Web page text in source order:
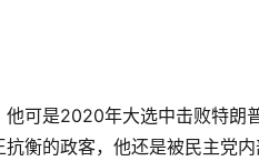
他可是2020年大选中击败特朗
抗衡的政客，他还是被民主党